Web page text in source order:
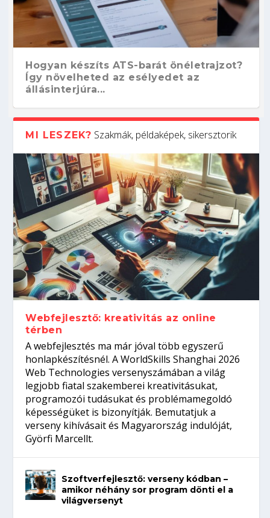
Hogyan készíts ATS-barát önéletrajzot?
Így növelheted az esélyedet az
állásinterjúra...
Kitalálod, mire használják ezeket a
gépeket?
Nem sikerült az egyetemi felvételi?
Tanulj szakmát!
Szoftverfejlesztő: verseny kódban –
amikor néhány sor program dönti el a
világversenyt...
Digitális detox – hogyan kapcsolódj ki
telefon nélkül?
MI LESZEK? Szakmák, példaképek, sikersztorik
Webfejlesztő: kreativitás az online
térben
A webfejlesztés ma már jóval több egyszerű
honlapkészítésnél. A WorldSkills Shanghai 2026
Web Technologies versenyszámában a világ
legjobb fiatal szakemberei kreativitásukat,
programozói tudásukat és problémamegoldó
képességüket is bizonyítják. Bemutatjuk a
verseny kihívásait és Magyarország indulóját,
Györfi Marcellt.
Szoftverfejlesztő: verseny kódban –
amikor néhány sor program dönti el a
világversenyt